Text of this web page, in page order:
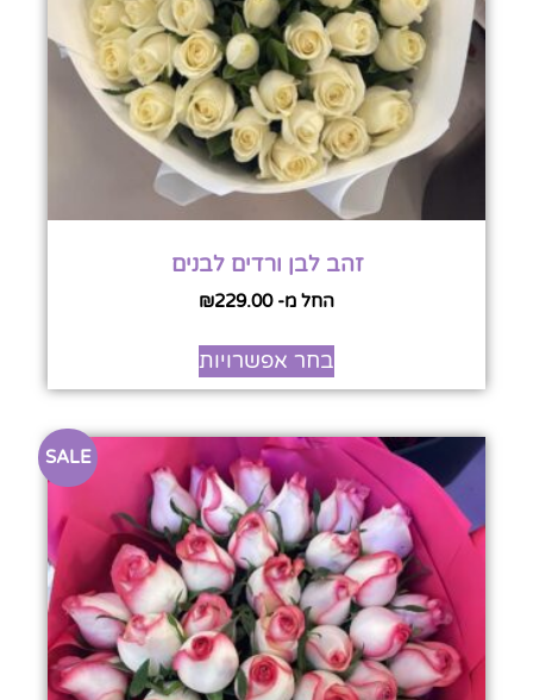
זהב לבן ורדים לבנים
החל מ- ₪229.00
בחר אפשרויות
SALE